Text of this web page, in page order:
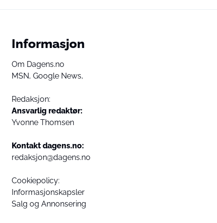
Informasjon
Om Dagens.no
MSN, Google News,
Redaksjon:
Ansvarlig redaktør:
Yvonne Thomsen
Kontakt dagens.no:
redaksjon@dagens.no
Cookiepolicy:
Informasjonskapsler
Salg og Annonsering